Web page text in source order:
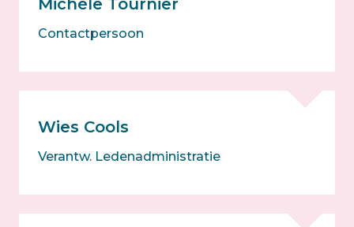
Michèle Tournier
Contactpersoon
Wies Cools
Verantw. Ledenadministratie